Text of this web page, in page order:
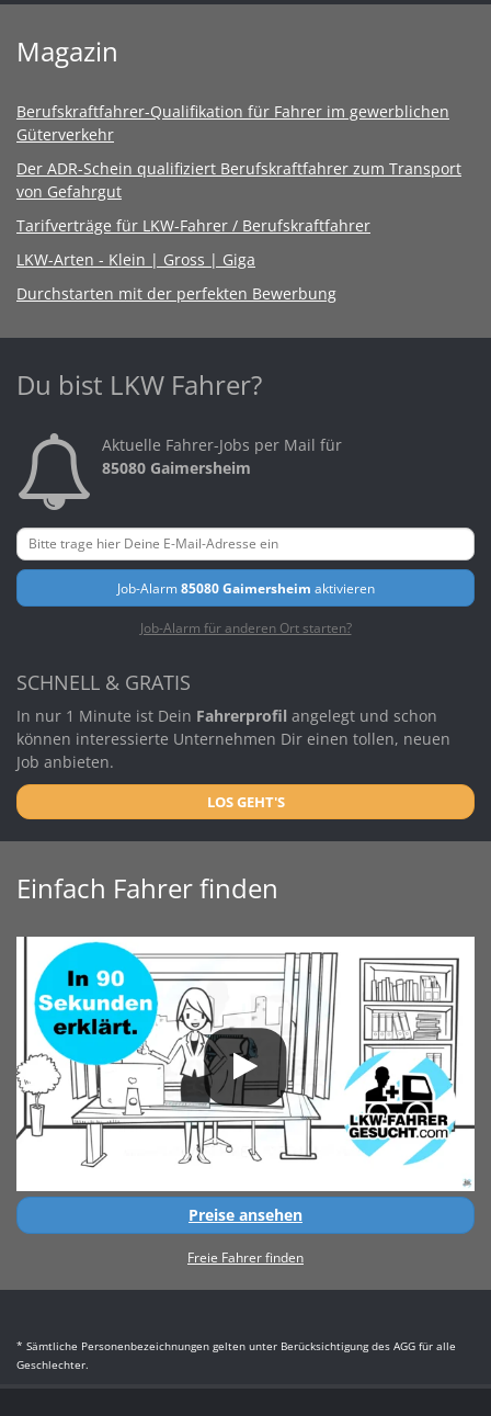
Magazin
Berufskraftfahrer-Qualifikation für Fahrer im gewerblichen
Güterverkehr
Der ADR-Schein qualifiziert Berufskraftfahrer zum Transport
von Gefahrgut
Tarifverträge für LKW-Fahrer / Berufskraftfahrer
LKW-Arten - Klein | Gross | Giga
Durchstarten mit der perfekten Bewerbung
Du bist LKW Fahrer?
Aktuelle Fahrer-Jobs per Mail für
85080 Gaimersheim
Job-Alarm85080 Gaimersheim aktivieren
Job-Alarm für anderen Ort starten?
SCHNELL & GRATIS
In nur 1 Minute ist Dein Fahrerprofil angelegt und schon
können interessierte Unternehmen Dir einen tollen, neuen
Job anbieten.
LOS GEHT'S
Einfach Fahrer finden
Preise ansehen
Freie Fahrer finden
* Sämtliche Personenbezeichnungen gelten unter Berücksichtigung des AGG für alle
Geschlechter.